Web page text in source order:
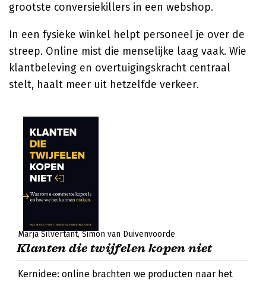
grootste conversiekillers in een webshop.
In een fysieke winkel helpt personeel je over de
streep. Online mist die menselijke laag vaak. Wie
klantbeleving en overtuigingskracht centraal
stelt, haalt meer uit hetzelfde verkeer.
Marja Silvertant Simon van Duivenvoorde
Klanten die twijfelen kopen niet
Kernidee: online brachten we producten naar het